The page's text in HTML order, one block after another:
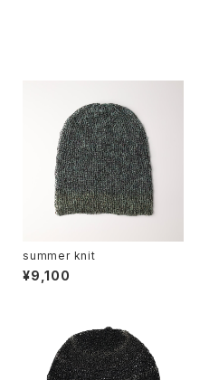
summer knit
¥9,100